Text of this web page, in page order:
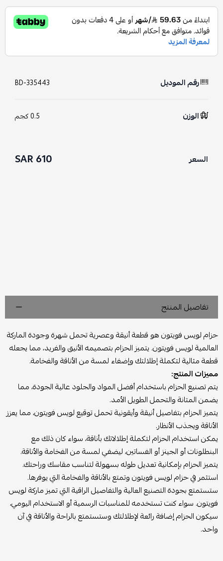
رقم الموديل BD-335443
الوزن 0.5 كجم
السعر 610 SAR
تفاصيل المنتج
حزام لويس فويتون هو قطعة أنيقة وعصرية تحمل شهرة وجودة الماركة
العالمية لويس فويتون. يتميز الحزام بتصميمه الأنيق والفريد، مما يجعله
قطعة مثالية لتكملة إطلالتك وإضفاء لمسة من الأناقة والفخامة.
مميزات المنتج:
يتم تصنيع الحزام باستخدام أفضل المواد والجلود عالية الجودة، مما
يضمن المتانة والتحمل الطويل الأمد.
يتميز الحزام بتفاصيل أنيقة وأيقونية تحمل توقيع لويس فويتون، مما يعزز
الأناقة ويجذب الأنظار.
يمكن استخدام الحزام لتكملة إطلالاتك بأناقة، سواء كان ذلك مع
البنطلونات أو الجينز أو الفساتين، ليضفي لمسة من الفخامة والأناقة.
يتميز الحزام بإمكانية تعديل طوله بسهولة لتناسب مقاسك وراحتك.
استثمر في حزام لويس فويتون وتمتع بالأناقة والفخامة التي يوفرها.
ستستمتع بجودة التصنيع العالية والتفاصيل الراقية التي تميز ماركة لويس
فويتون. سواء كنت تستخدمه للمناسبات الرسمية أو الاستخدام اليومي،
سيكون الحزام إضافة رائعة لإطلالتك وستستمتع بالراحة والأناقة في آن
واحد.